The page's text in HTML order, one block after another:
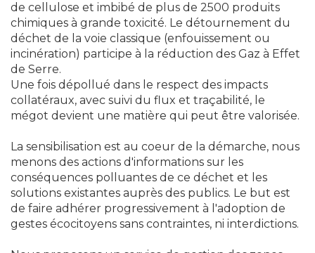
de cellulose et imbibé de plus de 2500 produits
chimiques à grande toxicité. Le détournement du
déchet de la voie classique (enfouissement ou
incinération) participe à la réduction des Gaz à Effet
de Serre.
Une fois dépollué dans le respect des impacts
collatéraux, avec suivi du flux et traçabilité, le
mégot devient une matière qui peut être valorisée.
La sensibilisation est au coeur de la démarche, nous
menons des actions d'informations sur les
conséquences polluantes de ce déchet et les
solutions existantes auprès des publics. Le but est
de faire adhérer progressivement à l'adoption de
gestes écocitoyens sans contraintes, ni interdictions.